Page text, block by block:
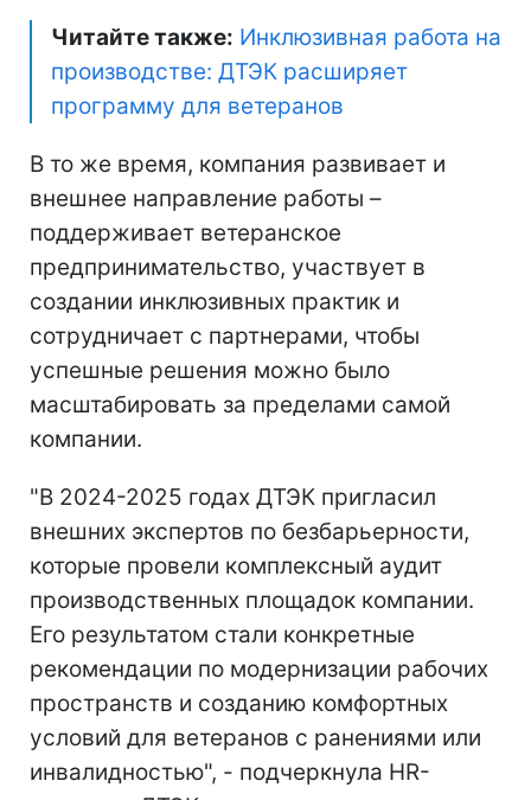
Читайте также: Инклюзивная работа на
производстве: ДТЭК расширяет
программу для ветеранов
В то же время, компания развивает и
внешнее направление работы –
поддерживает ветеранское
предпринимательство, участвует в
создании инклюзивных практик и
сотрудничает с партнерами, чтобы
успешные решения можно было
масштабировать за пределами самой
компании.
"В 2024-2025 годах ДТЭК пригласил
внешних экспертов по безбарьерности,
которые провели комплексный аудит
производственных площадок компании.
Его результатом стали конкретные
рекомендации по модернизации рабочих
пространств и созданию комфортных
условий для ветеранов с ранениями или
инвалидностью", - подчеркнула HR-